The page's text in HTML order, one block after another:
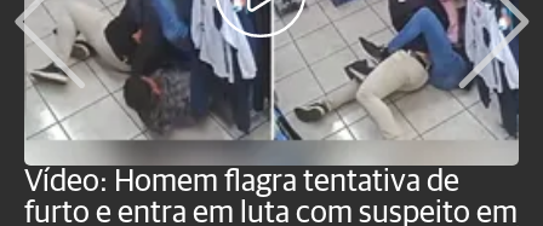
Vídeo: Homem flagra tentativa de
furto e entra em luta com suspeito em